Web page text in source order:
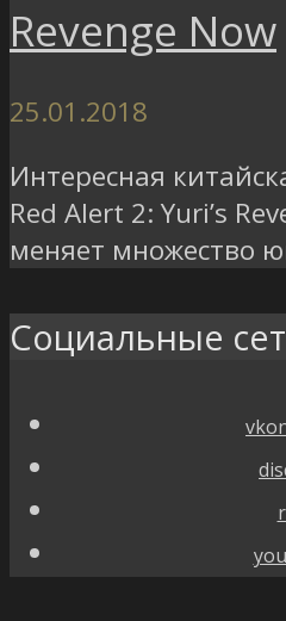
Revenge Now
25.01.2018
Интересная
Red Alert 2: Yuri’s
меняет множество
Социальные